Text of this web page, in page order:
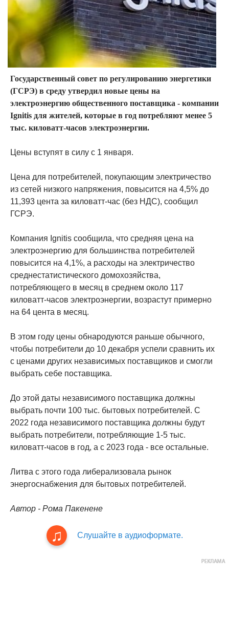
Государственный совет по регулированию энергетики
(ГСРЭ) в среду утвердил новые цены на
электроэнергию общественного поставщика - компании
Ignitis для жителей, которые в год потребляют менее 5
тыс. киловатт-часов электроэнергии.
Цены вступят в силу с 1 января.
Цена для потребителей, покупающим электричество
из сетей низкого напряжения, повысится на 4,5% до
11,393 цента за киловатт-час (без НДС), сообщил
ГСРЭ.
Компания Ignitis сообщила, что средняя цена на
электроэнергию для большинства потребителей
повысится на 4,1%, а расходы на электричество
среднестатистического домохозяйства,
потребляющего в месяц в среднем около 117
киловатт-часов электроэнергии, возрастут примерно
на 64 цента в месяц.
В этом году цены обнародуются раньше обычного,
чтобы потребители до 10 декабря успели сравнить их
с ценами других независимых поставщиков и смогли
выбрать себе поставщика.
До этой даты независимого поставщика должны
выбрать почти 100 тыс. бытовых потребителей. С
2022 года независимого поставщика должны будут
выбрать потребители, потребляющие 1-5 тыс.
киловатт-часов в год, а с 2023 года - все остальные.
Литва с этого года либерализовала рынок
энергоснабжения для бытовых потребителей.
Автор - Рома Пакенене
Слушайте в аудиоформате.